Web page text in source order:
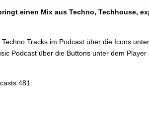
einen Mix aus Techno, Techhouse,
Tracks im Podcast über die Icons
Podcast über die Buttons unter dem
481: